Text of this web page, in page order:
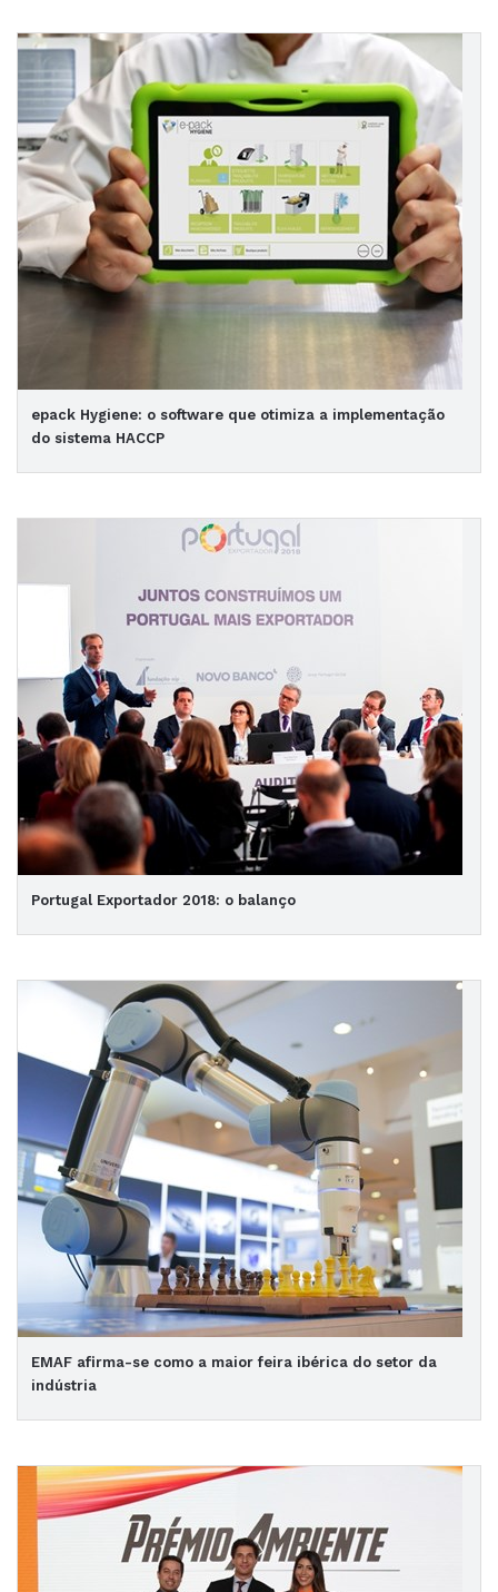
epack Hygiene: o software que otimiza a implementação
do sistema HACCP
Portugal Exportador 2018: o balanço
EMAF afirma-se como a maior feira ibérica do setor da
indústria